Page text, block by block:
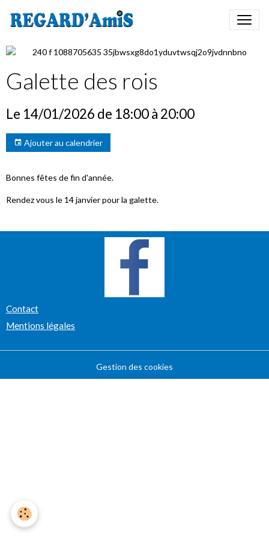
Galette des rois
Le 14/01/2026 de 18:00à 20:00
Ajouter au calendrier
Bonnes fêtes de fin d'année.
Rendez vous le 14 janvier pour la galette.
Contact
Mentions légales
Gestion des cookies